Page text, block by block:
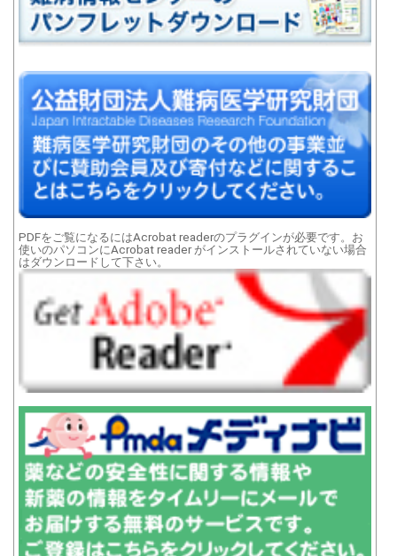
PDFをご覧になるにはAcrobat readerのプラグインが必要です。お
使いのパソコンにAcrobat reader がインストールされていない場合
はダウンロードして下さい。